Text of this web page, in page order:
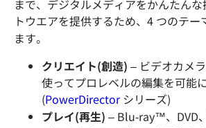
まで、デジタルメディアをかんたん
トウエアを提供するため、4 つのテー
ます。
クリエイト(創造) – ビデオカメ
使ってプロレベルの編集を可能
(PowerDirectorシリーズ)
プレイ(再生) – Blu-ray™、DVD